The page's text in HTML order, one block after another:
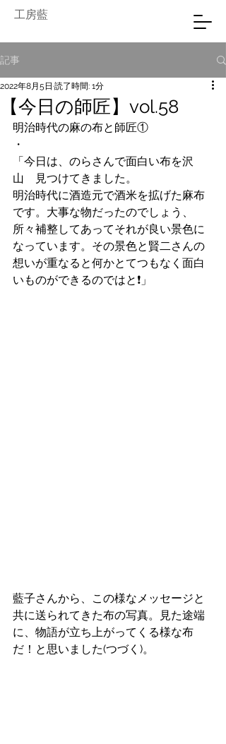
工房藍
記事
【今日の師匠】vol.58
2022年8月5日 読了時間: 1分
明治時代の麻の布と師匠①
・
「今日は、のらさんで面白い布を沢
山　見つけてきました。
明治時代に酒造元で酒米を拡げた麻布
です。大事な物だったのでしょう、
所々補整してあってそれが良い景色に
なっています。その景色と賢二さんの
想いが重なると何かとてつもなく面白
いものができるのではと❗️」
藍子さんから、この様なメッセージと
共に送られてきた布の写真。見た途端
に、物語が立ち上がってくる様な布
だ！と思いました(つづく)。